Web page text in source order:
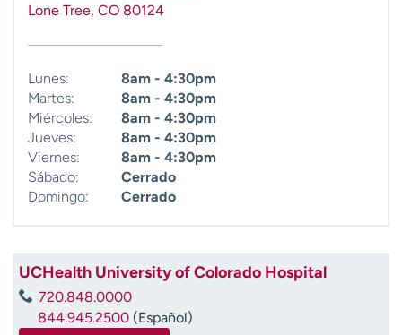
Lone Tree, CO 80124
Lunes:
8am - 4:30pm
Martes:
8am - 4:30pm
Miércoles:
8am - 4:30pm
Jueves:
8am - 4:30pm
Viernes:
8am - 4:30pm
Sábado:
Cerrado
Domingo:
Cerrado
UCHealth University of Colorado Hospital
720.848.0000
844.945.2500 (Español)